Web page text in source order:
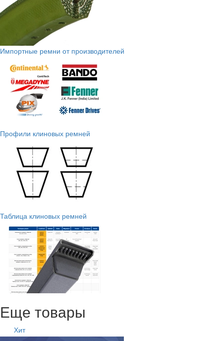
Импортные ремни от производителей
Профили клиновых ремней
Таблица клиновых ремней
Еще товары
Хит